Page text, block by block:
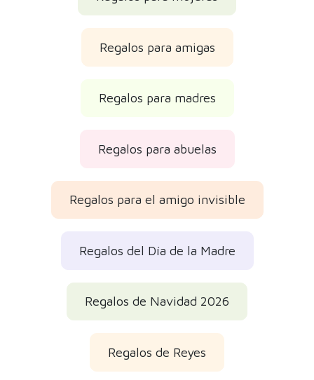
Regalos para amigas
Regalos para madres
Regalos para abuelas
Regalos para el amigo invisible
Regalos del Día de la Madre
Regalos de Navidad 2026
Regalos de Reyes